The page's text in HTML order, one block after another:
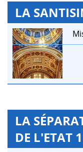
LA
LA
DE L'ETAT 1